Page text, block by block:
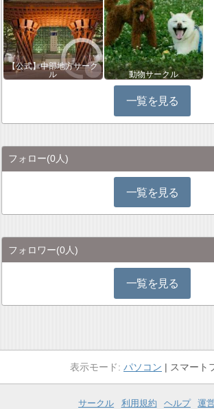
【公式】中部地方サーク
ル
動物サークル
一覧を見る
フォロー(0人)
一覧を見る
フォロワー(0人)
一覧を見る
パソコン スマート
サークル 利用規約 ヘルプ 運